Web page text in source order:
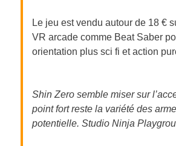
Le jeu est vendu autour de 18 €
VR arcade comme Beat Saber
orientation plus sci fi et action
Shin Zero semble miser sur
point fort reste la variété des
potentielle. Studio Ninja